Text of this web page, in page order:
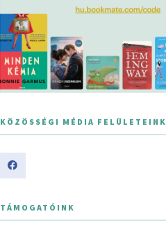
KÖZÖSSÉGI MÉDIA FELÜLETEINK
TÁMOGATÓINK